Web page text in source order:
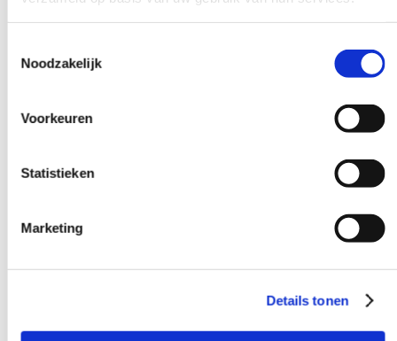
Noodzakelijk
Voorkeuren
Statistieken
Marketing
Details tonen